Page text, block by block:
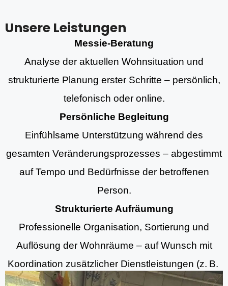
Unsere Leistungen
Messie-Beratung
Analyse der aktuellen Wohnsituation und
strukturierte Planung erster Schritte – persönlich,
telefonisch oder online.
Persönliche Begleitung
Einfühlsame Unterstützung während des
gesamten Veränderungsprozesses – abgestimmt
auf Tempo und Bedürfnisse der betroffenen
Person.
Strukturierte Aufräumung
Professionelle Organisation, Sortierung und
Auflösung der Wohnräume – auf Wunsch mit
Koordination zusätzlicher Dienstleistungen (z. B.
Aufräumung, Entrümpelungsdiensten und